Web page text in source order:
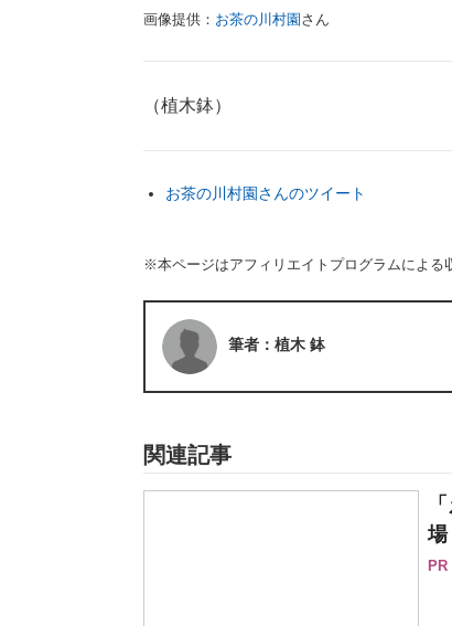
画像提供： お茶の川村園 さん
（植木鉢）
お茶の川村園さんのツイート
※本ページはアフィリエイトプログラムによる
筆者：植木 鉢
関連記事
場
PR